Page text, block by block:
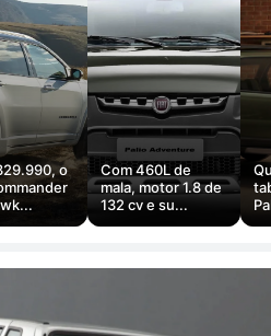
o
Com 460L de
mala, motor 1.8 de
132 cv e su...